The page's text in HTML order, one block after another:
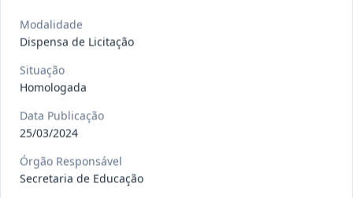
027/2026
Eletrônico
SEGURO, PARA
Data :13/07/2026
Modalidade
Dispensa de Licitação
Situação
Homologada
Data Publicação
25/03/2024
Órgão Responsável
Secretaria de Educação